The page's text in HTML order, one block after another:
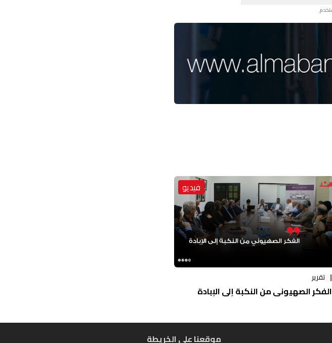
فيديو
تقرير
الفكر الصهيوني من النكبة إلى الإبادة
موقعنا على الخريطة